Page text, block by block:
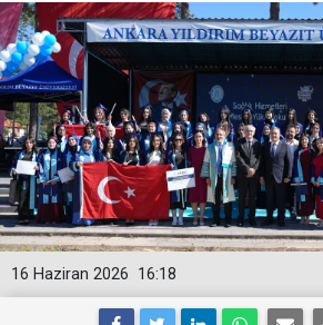
16:18
16 Haziran 2026